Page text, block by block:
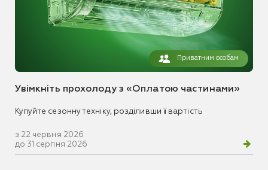
Приватним особам
Увімкніть прохолоду з «Оплатою частинами»
Купуйте сезонну техніку, розділивши її вартість
з 22 червня 2026
до 31 серпня 2026